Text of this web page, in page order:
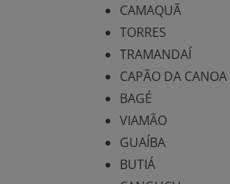
CAMAQUÃ
TORRES
TRAMANDAÍ
CAPÃO DA CANOA
BAGÉ
VIAMÃO
GUAÍBA
BUTIÁ